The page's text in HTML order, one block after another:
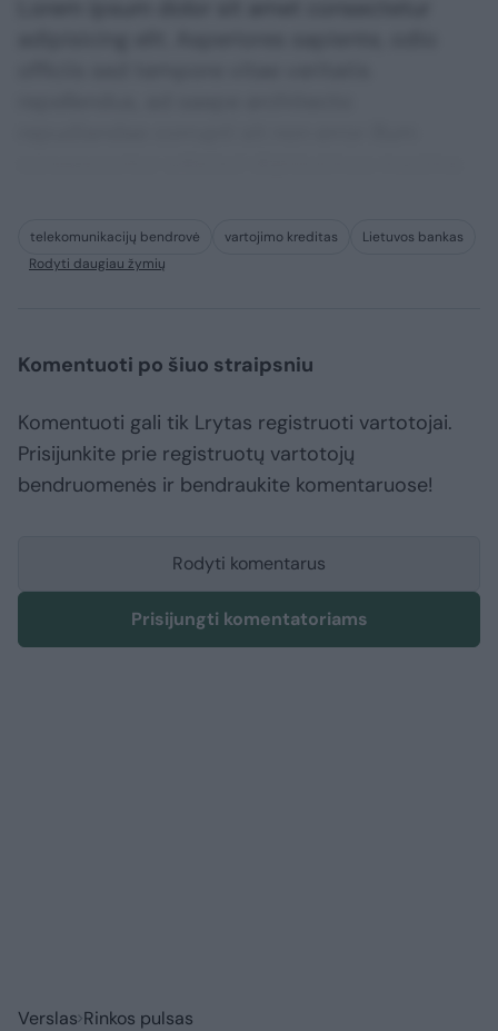
telekomunikacijų bendrovė vartojimo kreditas
Lietuvos bankas
Rodyti daugiau žymių
Komentuoti po šiuo straipsniu
Komentuoti gali tik Lrytas registruoti vartotojai.
Prisijunkite prie registruotų vartotojų
bendruomenės ir bendraukite komentaruose!
Rodyti komentarus
Prisijungti komentatoriams
Verslas Rinkos pulsas